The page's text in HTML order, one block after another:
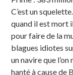
C’est un
quand il est mort
pour faire de la
blagues idiotes
un navire que
hanté à cause de